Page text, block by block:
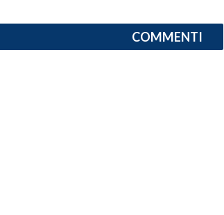
COMMENTI